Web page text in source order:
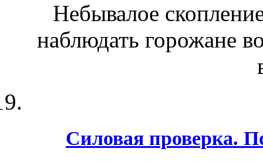
Небывалое
наблюдать горожане
Силовая проверка.